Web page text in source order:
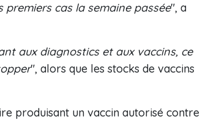
cas la semaine passée", a
aux diagnostics et aux vaccins, ce
", alors que les stocks de vaccins
produisant un vaccin autorisé contre